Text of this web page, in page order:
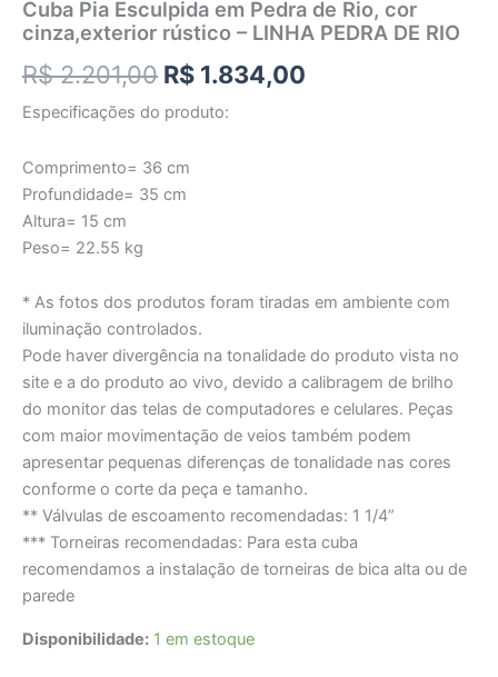
Cuba Pia Esculpida em Pedra de Rio, cor
cinza,exterior rústico – LINHA PEDRA DE RIO
R$2.201,00 R$ 1.834,00
Especificações do produto:
Comprimento= 36 cm
Profundidade= 35 cm
Altura= 15 cm
Peso= 22.55 kg
* As fotos dos produtos foram tiradas em ambiente com
iluminação controlados.
Pode haver divergência na tonalidade do produto vista no
site e a do produto ao vivo, devido a calibragem de brilho
do monitor das telas de computadores e celulares. Peças
com maior movimentação de veios também podem
apresentar pequenas diferenças de tonalidade nas cores
conforme o corte da peça e tamanho.
** Válvulas de escoamento recomendadas: 1 1/4”
*** Torneiras recomendadas: Para esta cuba
recomendamos a instalação de torneiras de bica alta ou de
parede
Disponibilidade: 1 em estoque